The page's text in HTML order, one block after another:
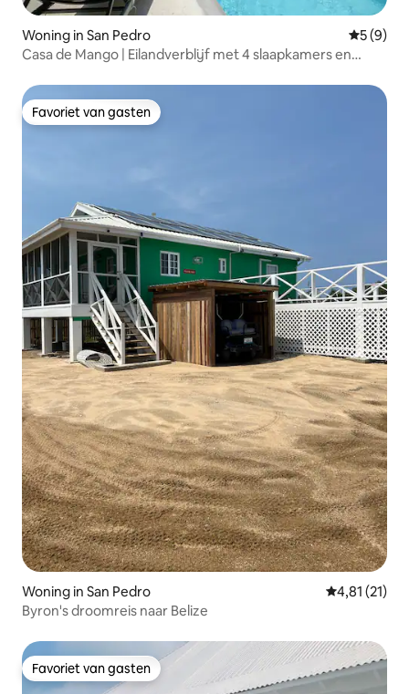
Woning in San Pedro
5 (9)
Casa de Mango | Eilandverblijf met 4 slaapkamers en
Favoriet van gasten
Favoriet van gasten
Woning in San Pedro Gemiddelde
4,81 (21)
Byron's droomreis naar Belize
Favoriet van gasten
Favoriet van gasten